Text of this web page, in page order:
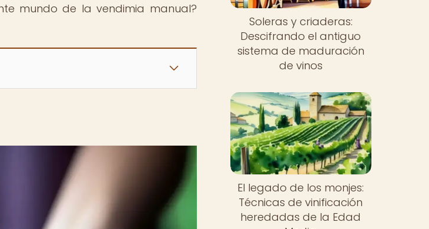
mundo de la vendimia manual?
Soleras y criaderas:
Descifrando el antiguo
sistema de maduración
de vinos
El legado de los monjes:
Técnicas de vinificación
heredadas de la Edad